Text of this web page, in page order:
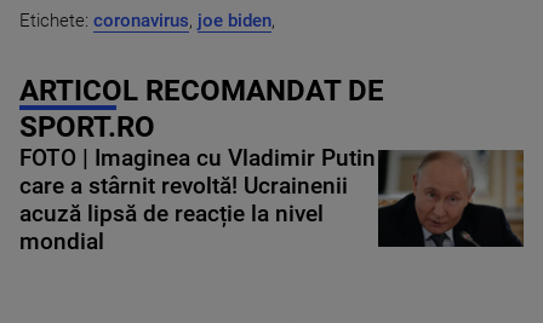
Etichete: coronavirus, joe biden,
ARTICOL RECOMANDAT DE
SPORT.RO
FOTO | Imaginea cu Vladimir Putin
care a stârnit revoltă! Ucrainenii
acuză lipsă de reacție la nivel
mondial